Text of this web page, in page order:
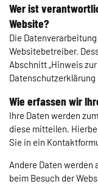
Wer ist
Website?
Die
Websitebetreiber.
Abschnitt „Hinweis
Datenschutzerklärung
Wie erfassen wir
Ihre Daten werden
diese mitteilen.
Sie in ein
Andere Daten
beim Besuch der